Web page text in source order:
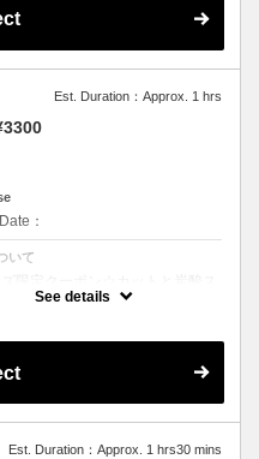
入れもついてるのですっきり爽や
ります！！
Est. Duration：Approx. 1 hrs
：
いて
See details
Est. Duration：Approx. 1 hrs30 mins